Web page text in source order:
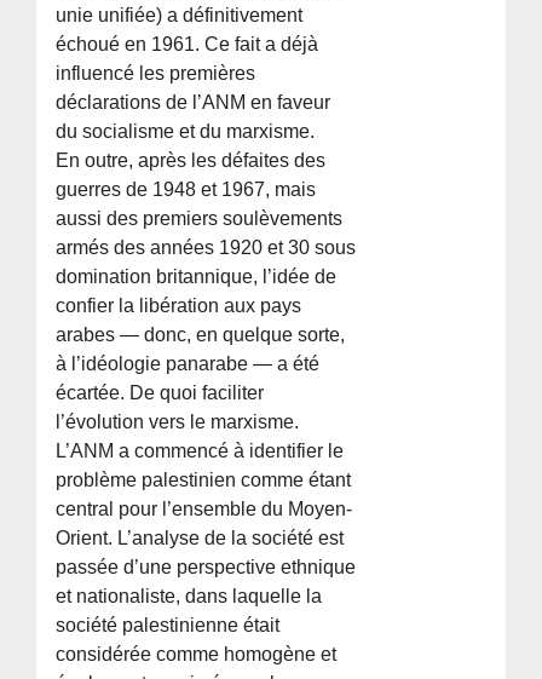
unie unifiée) a définitivement
échoué en 1961. Ce fait a déjà
influencé les premières
déclarations de l’ANM en faveur
du socialisme et du marxisme.
En outre, après les défaites des
guerres de 1948 et 1967, mais
aussi des premiers soulèvements
armés des années 1920 et 30 sous
domination britannique, l’idée de
confier la libération aux pays
arabes — donc, en quelque sorte,
à l’idéologie panarabe — a été
écartée. De quoi faciliter
l’évolution vers le marxisme.
L’ANM a commencé à identifier le
problème palestinien comme étant
central pour l’ensemble du Moyen-
Orient. L’analyse de la société est
passée d’une perspective ethnique
et nationaliste, dans laquelle la
société palestinienne était
considérée comme homogène et